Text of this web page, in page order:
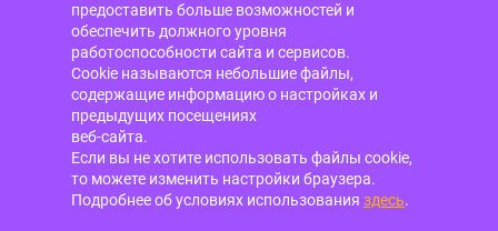
предоставить больше возможностей и
обеспечить должного уровня
работоспособности сайта и сервисов.
Cookie называются небольшие файлы,
содержащие информацию о настройках и
предыдущих посещениях
веб-сайта.
Если вы не хотите использовать файлы cookie,
то можете изменить настройки браузера.
Подробнее об условиях использования здесь.